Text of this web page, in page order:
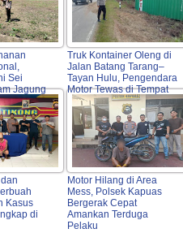
Sei
Jagung
Truk Kontainer Oleng di
Jalan Batang Tarang–
Tayan Hulu, Pengendara
Motor Tewas di Tempat
Kasus
di
Motor Hilang di Area
Mess, Polsek Kapuas
Bergerak Cepat
Amankan Terduga
Pelaku